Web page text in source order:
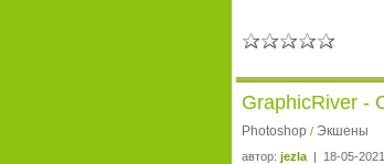
GraphicRiver -
Photoshop / Экшены
автор: jezla | 18-05-